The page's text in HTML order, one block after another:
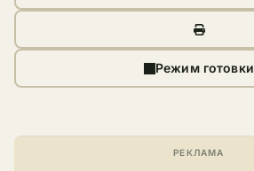
Режим готовки